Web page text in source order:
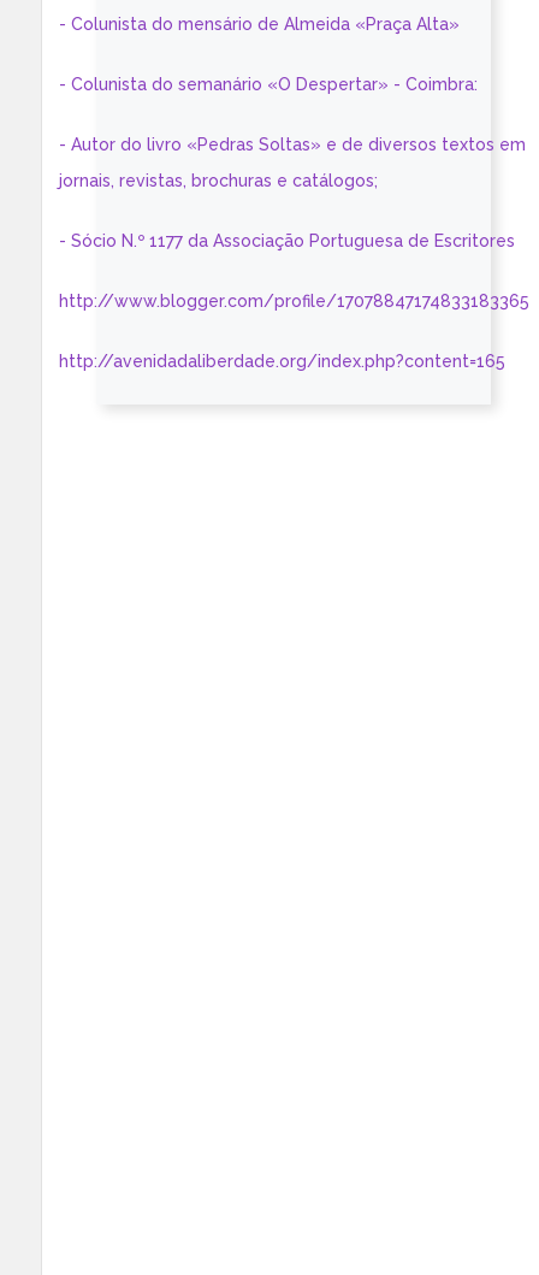
- Colunista do mensário de Almeida «Praça Alta»
- Colunista do semanário «O Despertar» - Coimbra:
- Autor do livro «Pedras Soltas» e de diversos textos em
jornais, revistas, brochuras e catálogos;
- Sócio N.º 1177 da Associação Portuguesa de Escritores
http://www.blogger.com/profile/17078847174833183365
http://avenidadaliberdade.org/index.php?content=165